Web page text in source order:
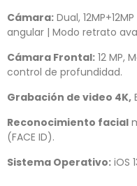
Cámara: Dual,
angular | Modo retrato
Cámara Frontal: 12 MP,
control de profundidad.
Grabación de video 4K,
Reconocimiento facial
(FACE ID).
Sistema Operativo: iOS